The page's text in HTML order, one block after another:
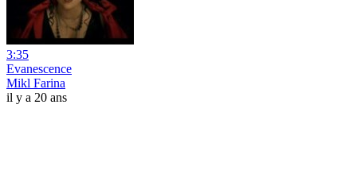
3:35
Evanescence
Mikl Farina
il y a 20 ans